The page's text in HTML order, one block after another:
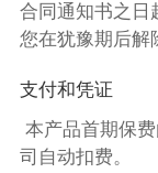
合同通知书之日
您在犹豫期后解
支付和凭证
本产品首期保
司自动扣费。